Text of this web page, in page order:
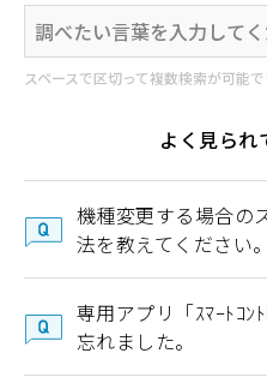
スペースで区切って複数検索が可
よく見られ
機種変更する場合の
法を教えてください。
専用アプリ「ｽﾏｰﾄｺﾝ
忘れました。